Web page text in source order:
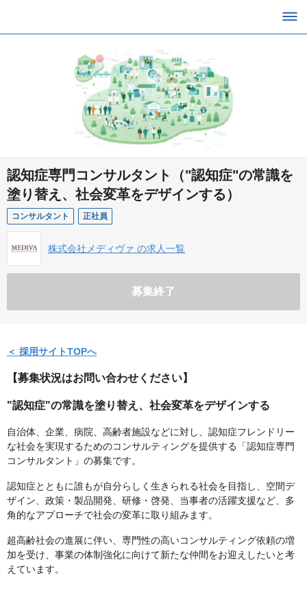
認知症専門コンサルタント（"認知症"の常識を
塗り替え、社会変革をデザインする）
コンサルタント 正社員
株式会社メディヴァ の求人一覧
募集終了
＜ 採用サイトTOPへ
【募集状況はお問い合わせください】
"認知症"の常識を塗り替え、社会変革をデザインする
自治体、企業、病院、高齢者施設などに対し、認知症フレンドリー
な社会を実現するためのコンサルティングを提供する「認知症専門
コンサルタント」の募集です。
認知症とともに誰もが自分らしく生きられる社会を目指し、空間デ
ザイン、政策・製品開発、研修・啓発、当事者の活躍支援など、多
角的なアプローチで社会の変革に取り組みます。
超高齢社会の進展に伴い、専門性の高いコンサルティング依頼の増
加を受け、事業の体制強化に向けて新たな仲間をお迎えしたいと考
えています。